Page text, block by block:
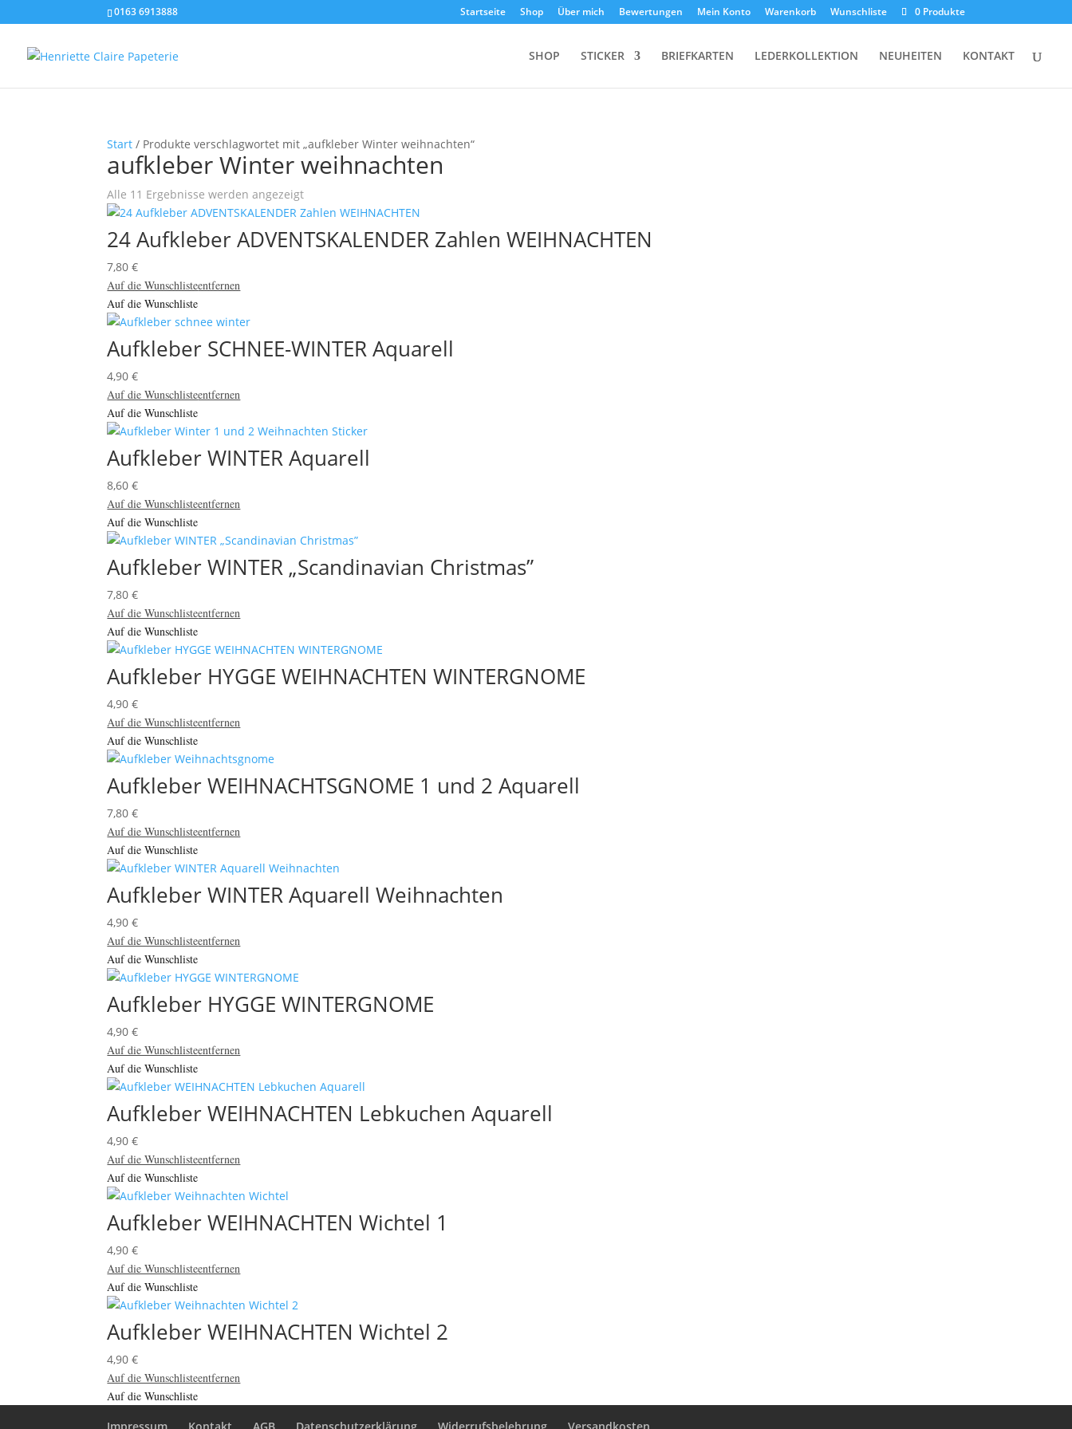
0163 6913888 Startseite Shop Über mich Bewertungen Mein Konto Warenkorb Wunschliste 0 Produkte
SHOP STICKER BRIEFKARTEN LEDERKOLLEKTION NEUHEITEN KONTAKT
Start / Produkte verschlagwortet mit „aufkleber Winter weihnachten“
aufkleber Winter weihnachten
Alle 11 Ergebnisse werden angezeigt
24 Aufkleber ADVENTSKALENDER Zahlen WEIHNACHTEN
7,80€
Auf die Wunschlisteentfernen
Auf die Wunschliste
Aufkleber SCHNEE-WINTER Aquarell
4,90€
Auf die Wunschlisteentfernen
Auf die Wunschliste
Aufkleber WINTER Aquarell
8,60€
Auf die Wunschlisteentfernen
Auf die Wunschliste
Aufkleber WINTER „Scandinavian Christmas”
7,80€
Auf die Wunschlisteentfernen
Auf die Wunschliste
Aufkleber HYGGE WEIHNACHTEN WINTERGNOME
4,90€
Auf die Wunschlisteentfernen
Auf die Wunschliste
Aufkleber WEIHNACHTSGNOME 1 und 2 Aquarell
7,80€
Auf die Wunschlisteentfernen
Auf die Wunschliste
Aufkleber WINTER Aquarell Weihnachten
4,90€
Auf die Wunschlisteentfernen
Auf die Wunschliste
Aufkleber HYGGE WINTERGNOME
4,90€
Auf die Wunschlisteentfernen
Auf die Wunschliste
Aufkleber WEIHNACHTEN Lebkuchen Aquarell
4,90€
Auf die Wunschlisteentfernen
Auf die Wunschliste
Aufkleber WEIHNACHTEN Wichtel 1
4,90€
Auf die Wunschlisteentfernen
Auf die Wunschliste
Aufkleber WEIHNACHTEN Wichtel 2
4,90€
Auf die Wunschlisteentfernen
Auf die Wunschliste